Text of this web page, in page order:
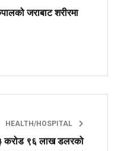
जराबाट शरीरमा
HEALTH/HOSPITAL
करोड ९६ लाख डलरको